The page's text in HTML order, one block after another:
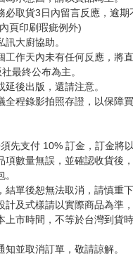
全同意才請下標，下標後視
供購書服務，請另尋其他店
訂單內所有商品到齊後一起
示意圖，請以實品為主。
取貨3日內留言反應，逾期
頁印刷瑕疵例外)
訊大廚協助。
作天內未有任何反應，將
最終公布為主。
後出版，還請注意。
程錄影拍照存證，以保障買